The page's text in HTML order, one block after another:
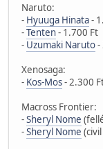
Naruto:
- Hyuuga Hinata-
-Tenten- 1.700 Ft
- Uzumaki Naruto-
Xenosaga:
- Kos-Mos- 2.300
Macross Frontier:
-Sheryl Nome
-Sheryl Nome